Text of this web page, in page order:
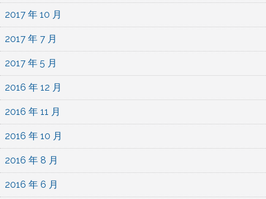
2017 年 10 月
2017 年 7 月
2017 年 5 月
2016 年 12 月
2016 年 11 月
2016 年 10 月
2016 年 8 月
2016 年 6 月